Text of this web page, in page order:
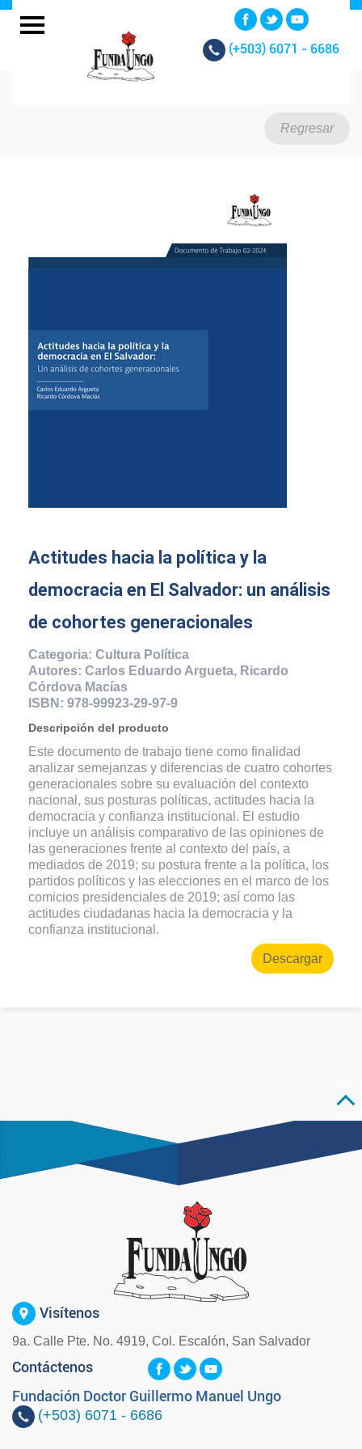
(+503) 6071 - 6686
Regresar
Actitudes hacia la política y la
democracia en El Salvador: un análisis
de cohortes generacionales
Categoria: Cultura Política
Autores: Carlos Eduardo Argueta, Ricardo
Córdova Macías
ISBN: 978-99923-29-97-9
Descripción del producto
Este documento de trabajo tiene como finalidad
analizar semejanzas y diferencias de cuatro cohortes
generacionales sobre su evaluación del contexto
nacional, sus posturas políticas, actitudes hacia la
democracia y confianza institucional. El estudio
incluye un análisis comparativo de las opiniones de
las generaciones frente al contexto del país, a
mediados de 2019; su postura frente a la política, los
partidos políticos y las elecciones en el marco de los
comicios presidenciales de 2019; así como las
actitudes ciudadanas hacia la democracia y la
confianza institucional.
Descargar
Visítenos
9a. Calle Pte. No. 4919, Col. Escalón, San Salvador
Contáctenos
Fundación Doctor Guillermo Manuel Ungo
(+503) 6071 - 6686